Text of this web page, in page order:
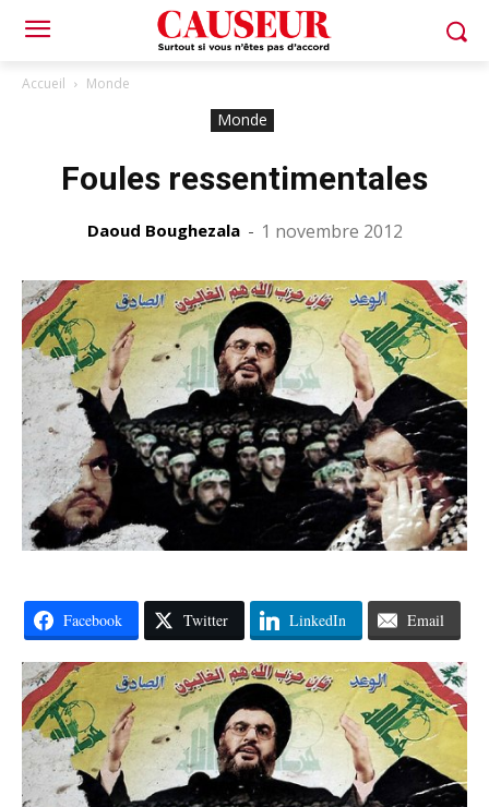
Accueil Monde
Monde
Foules ressentimentales
Daoud Boughezala - 1 novembre 2012
Facebook Twitter LinkedIn Email